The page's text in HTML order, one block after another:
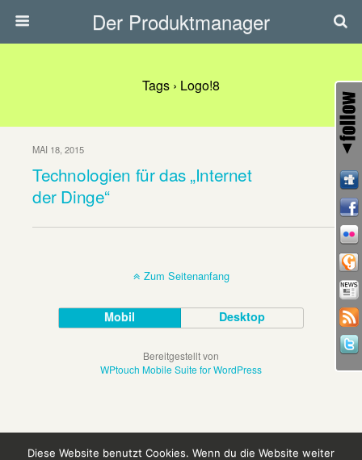
Der Produktmanager
Tags › Logo!8
MAI 18, 2015
Technologien für das „Internet
der Dinge“
Zum Seitenanfang
Mobil Desktop
Bereitgestellt von
WPtouch Mobile Suite for WordPress
Diese Website benutzt Cookies. Wenn du die Website weiter